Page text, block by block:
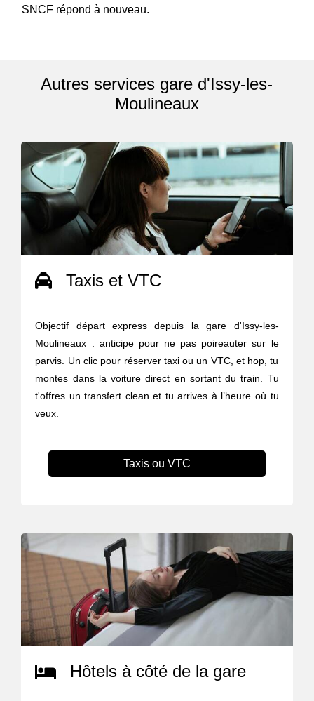
SNCF répond à nouveau.
Autres services gare d'Issy-les-
Moulineaux
Taxis et VTC
Objectif départ express depuis la gare d'Issy-les-
Moulineaux : anticipe pour ne pas poireauter sur le
parvis. Un clic pour réserver taxi ou un VTC, et hop, tu
montes dans la voiture direct en sortant du train. Tu
t'offres un transfert clean et tu arrives à l’heure où tu
veux.
Taxis ou VTC
Hôtels à côté de la gare